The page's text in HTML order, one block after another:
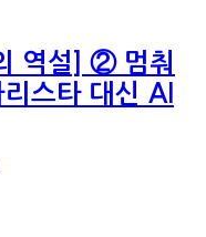
역설] ② 멈춰
스타 대신 AI